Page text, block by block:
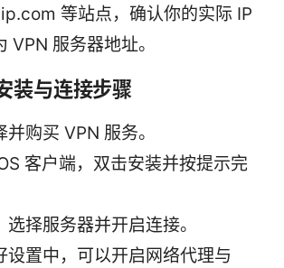
等站点，确认你的实际 IP
VPN 服务器地址。
装与连接步骤
并购买 VPN 服务。
客户端，双击安装并按提示完
择服务器并开启连接。
设置中，可以开启网络代理与